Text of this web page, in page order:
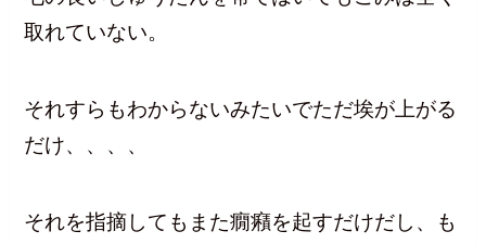
取れていない。
それすらもわからないみたいでただ埃が上がる
だけ、、、、
それを指摘してもまた癇癪を起すだけだし、も